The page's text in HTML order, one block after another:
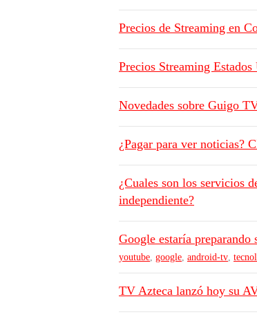
Precios de Streaming en
Precios Streaming Estados
Novedades sobre Guigo
¿Pagar para ver noticias?
¿Cuales son los servicios
independiente?
Google estaría
youtube, google, android-tv,
TV Azteca lanzó hoy su